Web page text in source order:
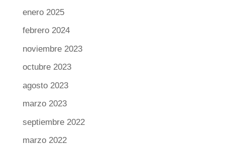
enero 2025
febrero 2024
noviembre 2023
octubre 2023
agosto 2023
marzo 2023
septiembre 2022
marzo 2022